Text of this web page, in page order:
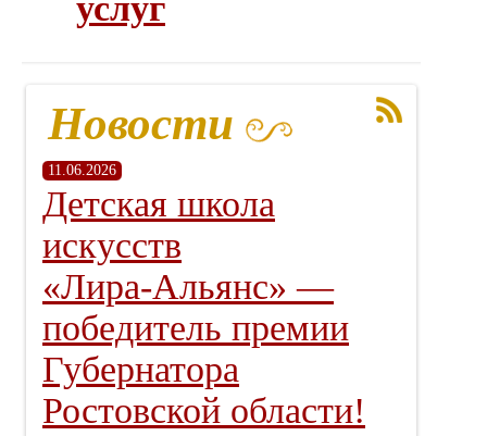
услуг
Новости
11.06.2026
Детская школа
искусств
«Лира‑Альянс» —
победитель премии
Губернатора
Ростовской области!